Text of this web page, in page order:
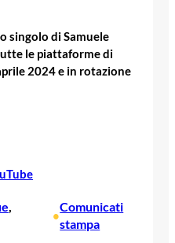
singolo di Samuele
le piattaforme di
2024 e in rotazione
•
Comunicati
stampa